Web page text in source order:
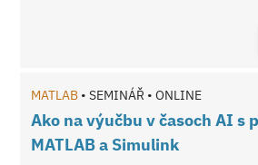
MATLAB • SEMINÁŘ • ONLINE
Ako na výučbu v časoch AI s
MATLAB a Simulink